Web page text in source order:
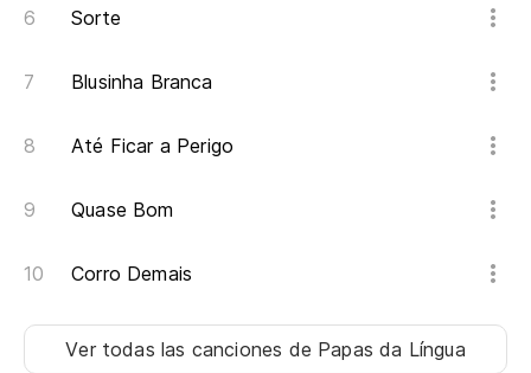
Sorte
Blusinha Branca
Até Ficar a Perigo
Quase Bom
Corro Demais
Ver todas las canciones de Papas da Língua